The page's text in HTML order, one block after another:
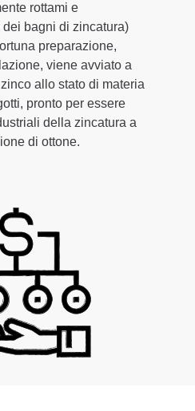
rottami e
bagni di zincatura)
preparazione,
viene avviato a
allo stato di materia
pronto per essere
della zincatura a
di ottone.